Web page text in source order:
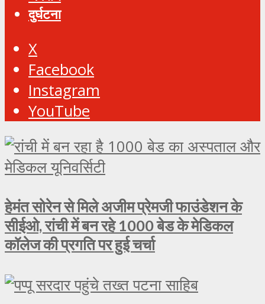
दुर्घटना
X
Facebook
Instagram
YouTube
हेमंत सोरेन से मिले अजीम प्रेमजी फाउंडेशन के
सीईओ, रांची में बन रहे 1000 बेड के मेडिकल
कॉलेज की प्रगति पर हुई चर्चा